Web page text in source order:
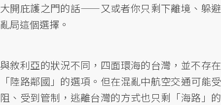
大開庇護之門的話——又或者你只剩下離境、躲避
亂局這個選擇。
與敘利亞的狀況不同，四面環海的台灣，並不存在
「陸路鄰國」的選項。但在混亂中航空交通可能受
阻、受到管制，逃離台灣的方式也只剩「海路」的